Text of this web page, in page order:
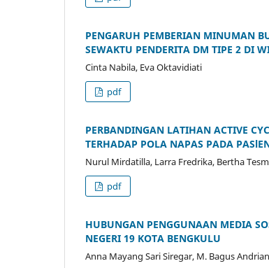
PENGARUH PEMBERIAN MINUMAN
SEWAKTU PENDERITA DM TIPE 2 DI
Cinta Nabila, Eva Oktavidiati
pdf
PERBANDINGAN LATIHAN ACTIVE
TERHADAP POLA NAPAS PADA
Nurul Mirdatilla, Larra Fredrika, Bertha
pdf
HUBUNGAN PENGGUNAAN MEDIA
NEGERI 19 KOTA BENGKULU
Anna Mayang Sari Siregar, M. Bagus